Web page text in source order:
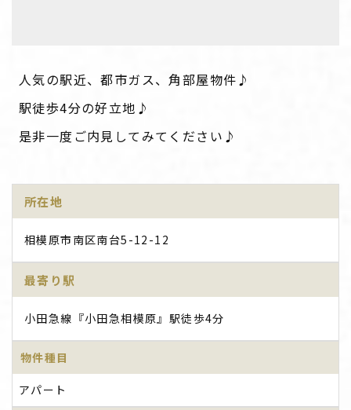
人気の駅近、都市ガス、角部屋物件♪
駅徒歩4分の好立地♪
是非一度ご内見してみてください♪
所在地
相模原市南区南台5-12-12
最寄り駅
小田急線『小田急相模原』駅徒歩4分
物件種目
アパート